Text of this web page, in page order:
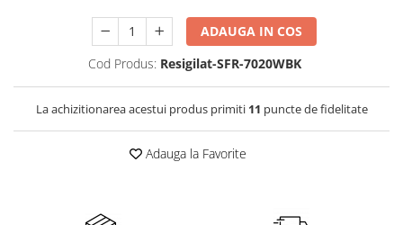
Ascutitor cutite
Cântare de bucătărie
Feliatoare
Fierbătoare
Masini de paine
ADAUGA IN COS
Cod Produs: Resigilat-SFR-7020WBK
La achizitionarea acestui produs primiti 11 puncte de fidelitate
Adauga la Favorite